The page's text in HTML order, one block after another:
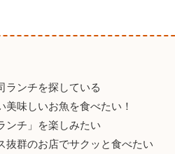
ランチを探している
味しいお魚を食べたい！
ンチ」を楽しみたい
抜群のお店でサクッと食べたい